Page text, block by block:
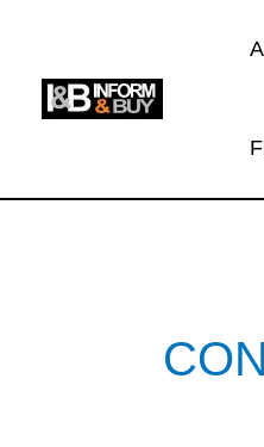
contenido